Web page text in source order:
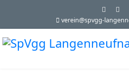
verein@spvgg-